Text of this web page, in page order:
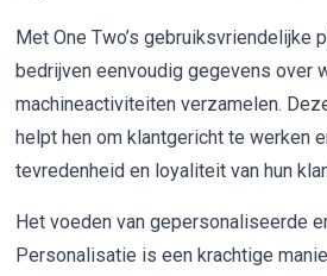
Met One Two’s gebruiksvriendelijke
bedrijven eenvoudig gegevens over
machineactiviteiten verzamelen.
helpt hen om klantgericht te werken
tevredenheid en loyaliteit van hun
Het voeden van gepersonaliseerde
Personalisatie is een krachtige